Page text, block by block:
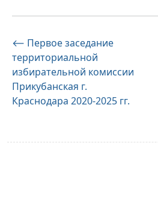
Навигация
по
записям
⟵ Первое заседание
территориальной
избирательной комиссии
Прикубанская г.
Краснодара 2020-2025 гг.